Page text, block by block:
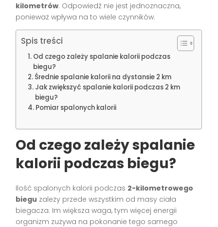
kilometrów. Odpowiedź nie jest jednoznaczna,
ponieważ wpływa na to wiele czynników.
Spis treści
Od czego zależy spalanie kalorii podczas
biegu?
Średnie spalanie kalorii na dystansie 2 km
Jak zwiększyć spalanie kalorii podczas 2 km
biegu?
Pomiar spalonych kalorii
Od czego zależy spalanie
kalorii podczas biegu?
Ilość spalonych kalorii podczas 2-kilometrowego
biegu zależy przede wszystkim od masy ciała
biegacza. Im większa waga, tym więcej energii
organizm zużywa na pokonanie tego samego